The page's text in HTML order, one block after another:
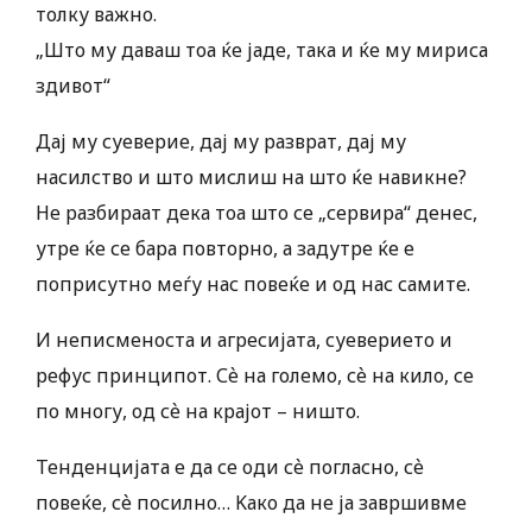
толку важно.
„Што му даваш тоа ќе јаде, така и ќе му мириса
здивот“
Дај му суеверие, дај му разврат, дај му
насилство и што мислиш на што ќе навикне?
Не разбираат дека тоа што се „сервира“ денес,
утре ќе се бара повторно, а задутре ќе е
поприсутно меѓу нас повеќе и од нас самите.
И неписменоста и агресијата, суеверието и
рефус принципот. Сѐ на големо, сѐ на кило, се
по многу, од сѐ на крајот – ништо.
Тенденцијата е да се оди сѐ погласно, сѐ
повеќе, сѐ посилно… Kако да не ја завршивме